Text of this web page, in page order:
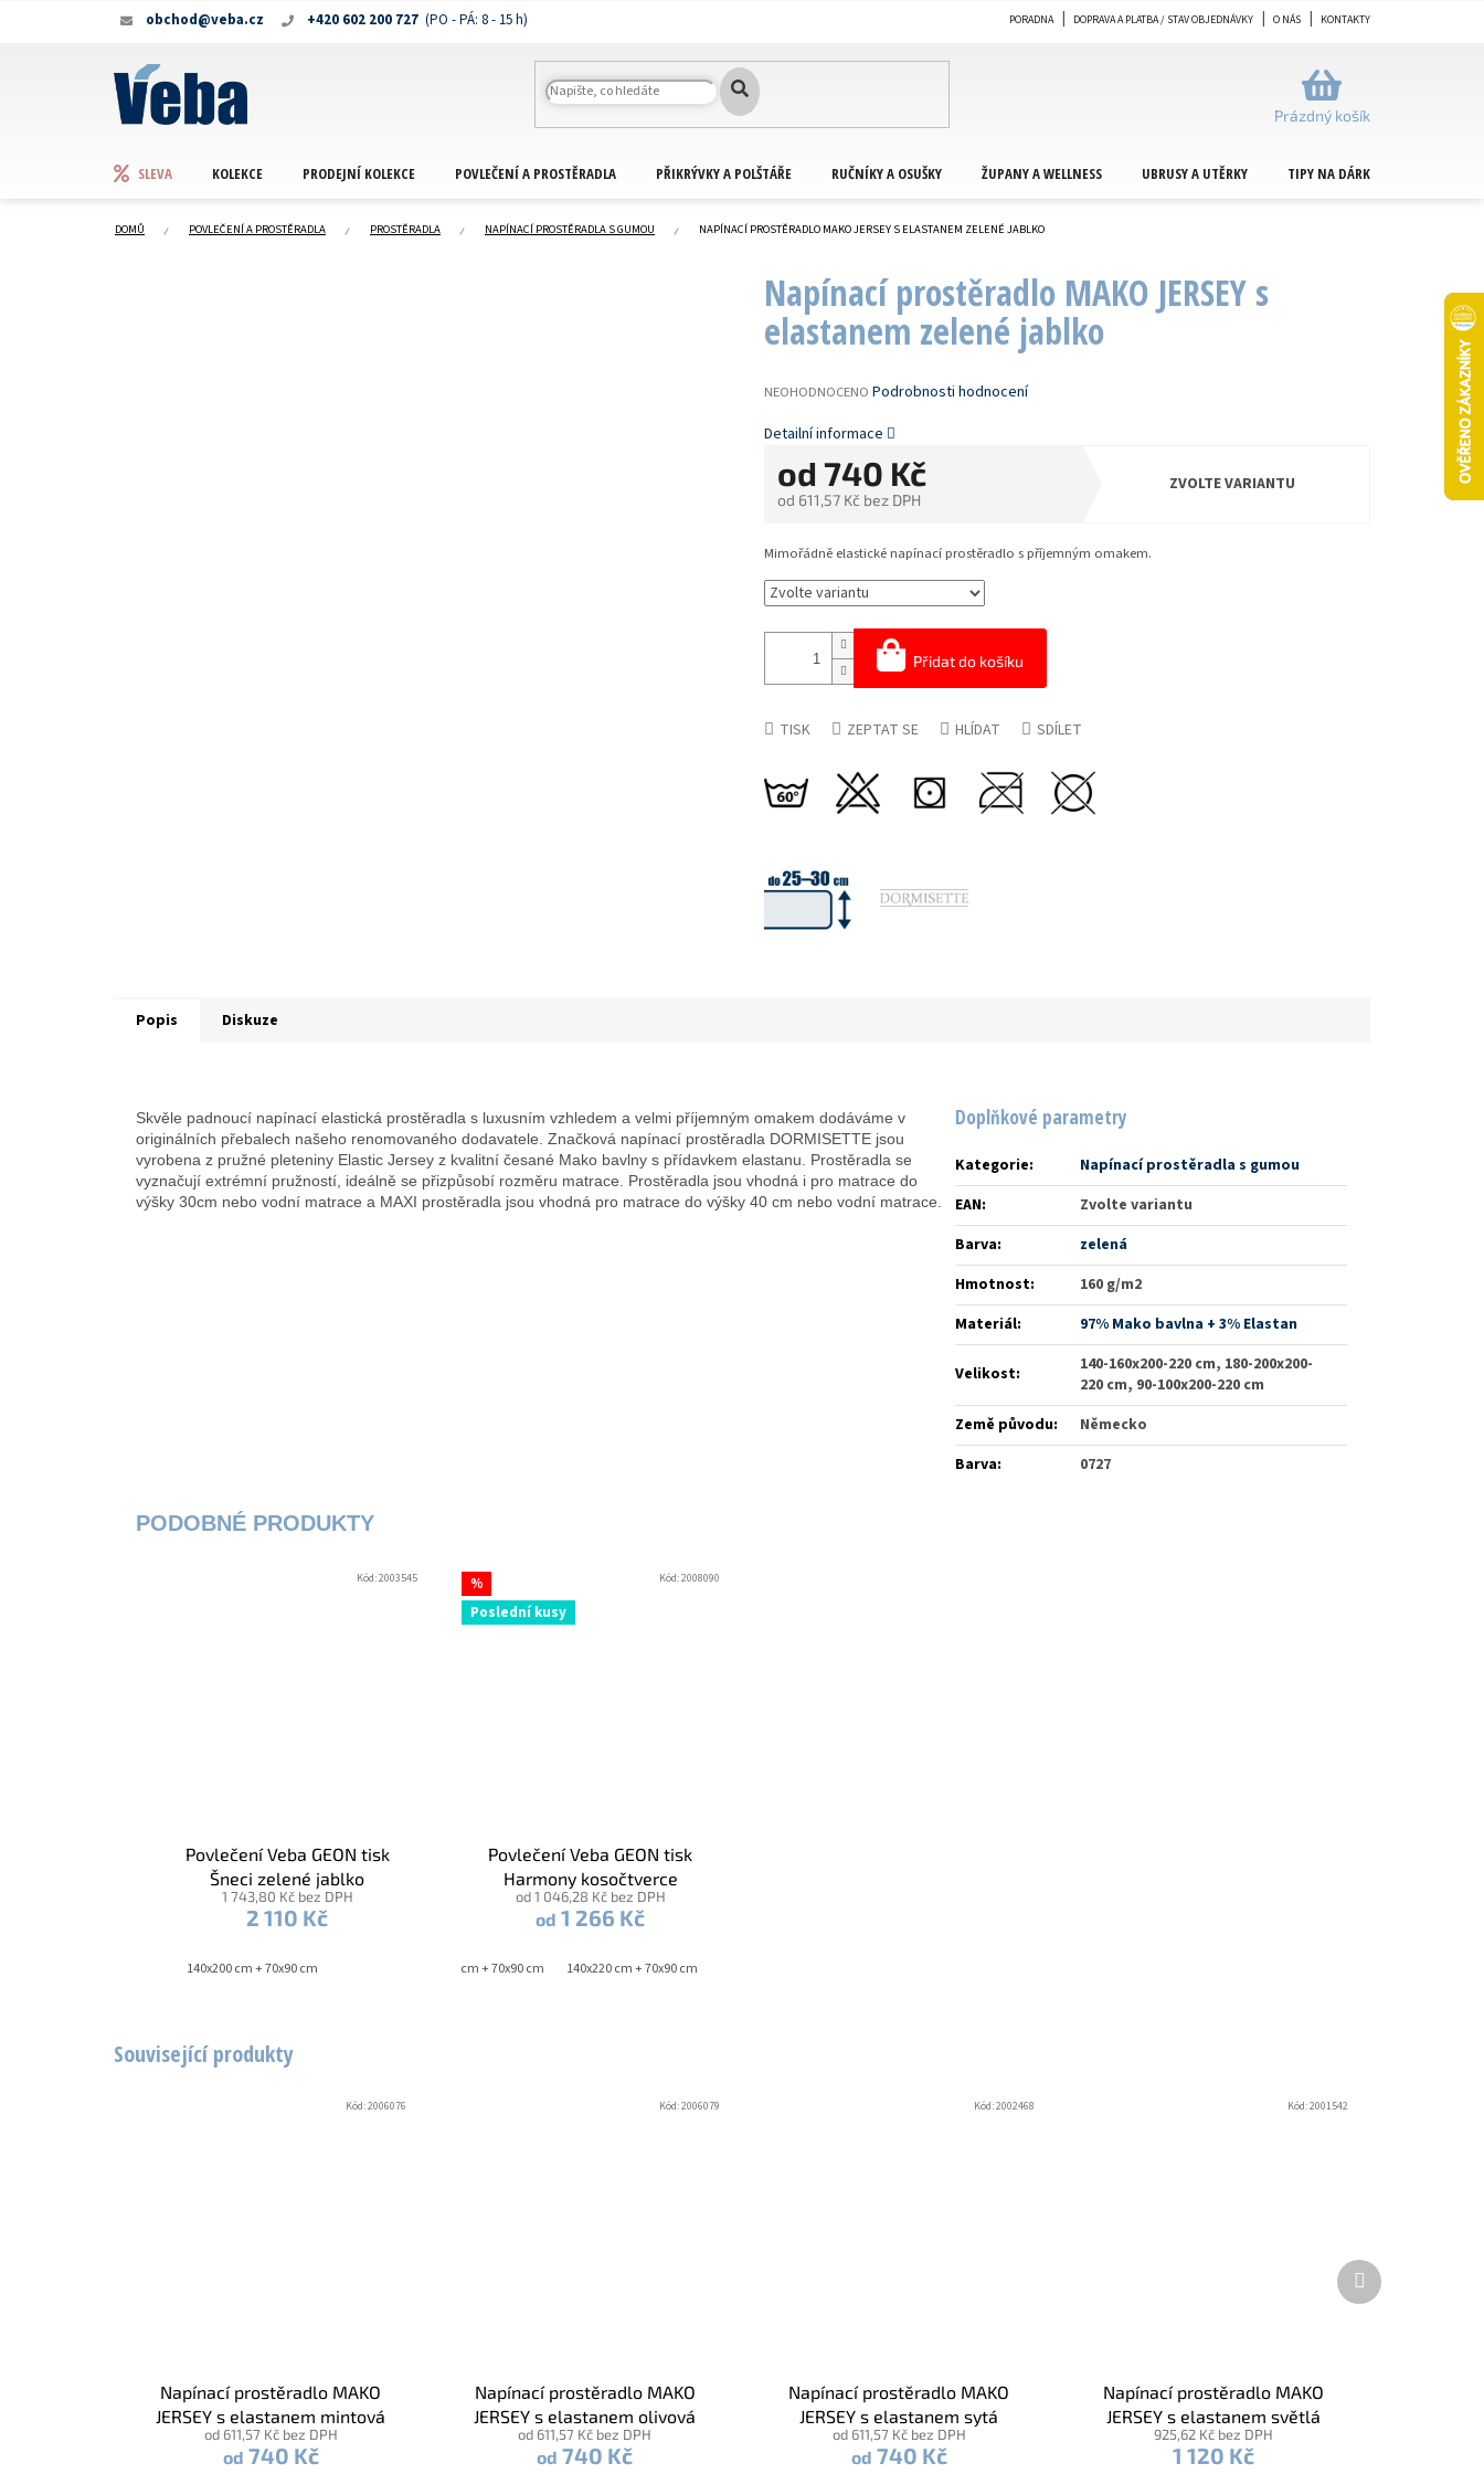
+420 602 200 727
obchod@veba.cz PORADNA DOPRAVA A PLATBA / STAV OBJEDNÁVKY O NÁS KONTAKTY
NÁKUPNÍ
KOŠÍK
Prázdný košík
SLEVA KOLEKCE PRODEJNÍ KOLEKCE POVLEČENÍ A PROSTĚRADLA PŘIKRÝVKY A POLŠTÁŘE RUČNÍKY A OSUŠKY ŽUPANY A WELLNESS UBRUSY A UTĚRKY TIPY NA DÁRKY
DOMŮ POVLEČENÍ A PROSTĚRADLA PROSTĚRADLA NAPÍNACÍ PROSTĚRADLA S GUMOU NAPÍNACÍ PROSTĚRADLO MAKO JERSEY S ELASTANEM ZELENÉ JABLKO
Napínací prostěradlo MAKO JERSEY s
elastanem zelené jablko
PRŮMĚRNÉ
PRODUKTU
NEOHODNOCENO Podrobnosti hodnocení
od 740 Kč
od 611,57 Kč bez DPH
cena:
ZVOLTE VARIANTU
Přidat do košíku
Mimořádně elastické napínací prostěradlo s příjemným omakem.
Detailní informace
TISK ZEPTAT SE HLÍDAT SDÍLET
Související produkty
Napínací prostěradlo MAKO
JERSEY s elastanem mintová
od 611,57 Kč bez DPH
od 740 Kč
Kód:2006076
Napínací prostěradlo MAKO
JERSEY s elastanem olivová
od 611,57 Kč bez DPH
od 740 Kč
Kód:2006079
Napínací prostěradlo MAKO
JERSEY s elastanem sytá
zelená
od 611,57 Kč bez DPH
od 740 Kč
Kód:2002468
Napínací prostěradlo MAKO
JERSEY s elastanem světlá
zelená
925,62 Kč bez DPH
1 120 Kč
Kód:2001542
Další
produkt
Popis Diskuze
Skvěle padnoucí napínací elastická prostěradla s luxusním vzhledem a velmi příjemným omakem dodáváme v
originálních přebalech našeho renomovaného dodavatele. Značková napínací prostěradla DORMISETTE jsou
vyrobena z pružné pleteniny Elastic Jersey z kvalitní česané Mako bavlny s přídavkem elastanu. Prostěradla se
vyznačují extrémní pružností, ideálně se přizpůsobí rozměru matrace. Prostěradla jsou vhodná i pro matrace do
výšky 30cm nebo vodní matrace a MAXI prostěradla jsou vhodná pro matrace do výšky 40 cm nebo vodní matrace.
Doplňkové parametry
Kategorie:
Napínací prostěradla s gumou
EAN:
Zvolte variantu
Barva:
zelená
Hmotnost:
160 g/m2
Materiál: 97% Mako bavlna + 3% Elastan
Velikost:
140-160x200-220 cm, 180-200x200-
220 cm, 90-100x200-220 cm
Země původu:
Německo
Barva: 0727
Povlečení Veba GEON tisk
Šneci zelené jablko
1 743,80 Kč bez DPH
2 110 Kč
140x200 cm + 70x90 cm
Kód:2003545
%
Poslední kusy
Povlečení Veba GEON tisk
Harmony kosočtverce
žlutozelená
od 1 046,28 Kč bez DPH
od 1 266 Kč
140x200 cm + 70x90 cm 140x220 cm + 70x90 cm
Kód:2008090